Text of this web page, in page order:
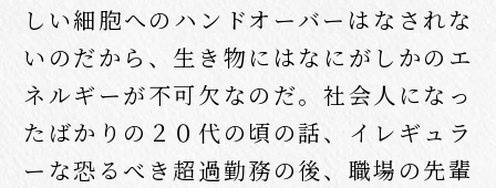
しい細胞へのハンドオーバーはなされな
いのだから、生き物にはなにがしかのエ
ネルギーが不可欠なのだ。社会人になっ
たばかりの２０代の頃の話、イレギュラ
ーな恐るべき超過勤務の後、職場の先輩